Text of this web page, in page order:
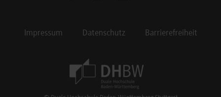
Impressum Datenschutz Barrierefreiheit